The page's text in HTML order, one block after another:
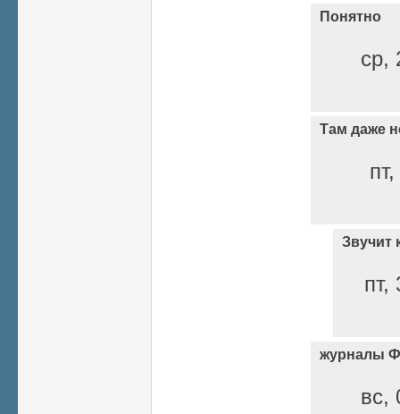
Понятно
ср,
Там даже
Звучит
пт,
журналы
вс,